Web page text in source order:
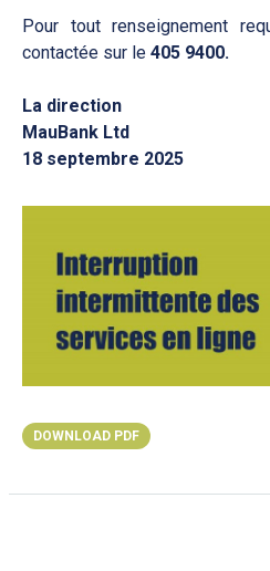
DOWNLOAD PDF
Pour tout renseignement
contactée sur le 405 9400.
La direction
MauBank Ltd
18 septembre 2025